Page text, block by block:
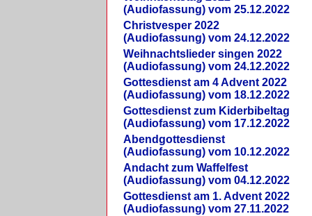
(Audiofassung) vom 25.12.2022
Christvesper 2022
(Audiofassung) vom 24.12.2022
Weihnachtslieder singen 2022
(Audiofassung) vom 24.12.2022
Gottesdienst am 4 Advent 2022
(Audiofassung) vom 18.12.2022
Gottesdienst zum Kiderbibeltag
(Audiofassung) vom 17.12.2022
Abendgottesdienst
(Audiofassung) vom 10.12.2022
Andacht zum Waffelfest
(Audiofassung) vom 04.12.2022
Gottesdienst am 1. Advent 2022
(Audiofassung) vom 27.11.2022